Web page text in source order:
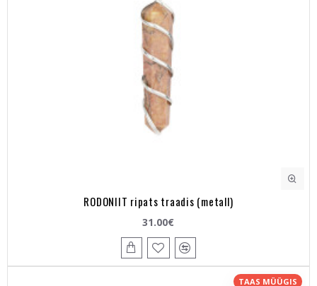
RODONIIT ripats traadis (metall)
31.00€
TAAS MÜÜGIS